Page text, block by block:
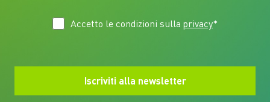
Accetto le condizioni sulla privacy*